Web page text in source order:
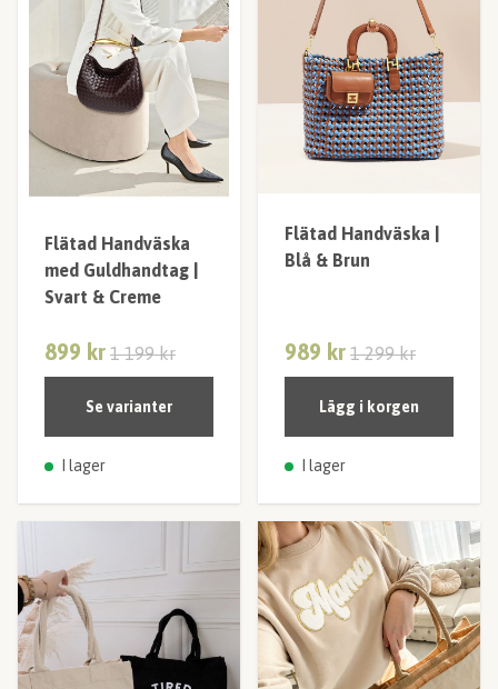
Flätad Handväska
med Guldhandtag |
Svart & Creme
899 kr 1 199 kr
Se varianter
I lager
Flätad Handväska |
Blå & Brun
989 kr 1 299 kr
Lägg i korgen
I lager